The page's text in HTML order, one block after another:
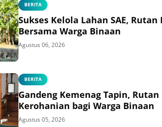
BERITA
Sukses Kelola Lahan SAE,
Bersama Warga Binaan
Agustus 06, 2026
BERITA
Gandeng Kemenag Tapin,
Kerohanian bagi Warga Binaan
Agustus 05, 2026